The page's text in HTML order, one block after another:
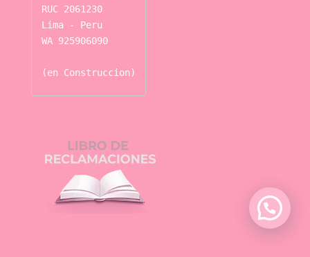
RUC 2061230
Lima - Peru
WA 925906090
(en Construccion)